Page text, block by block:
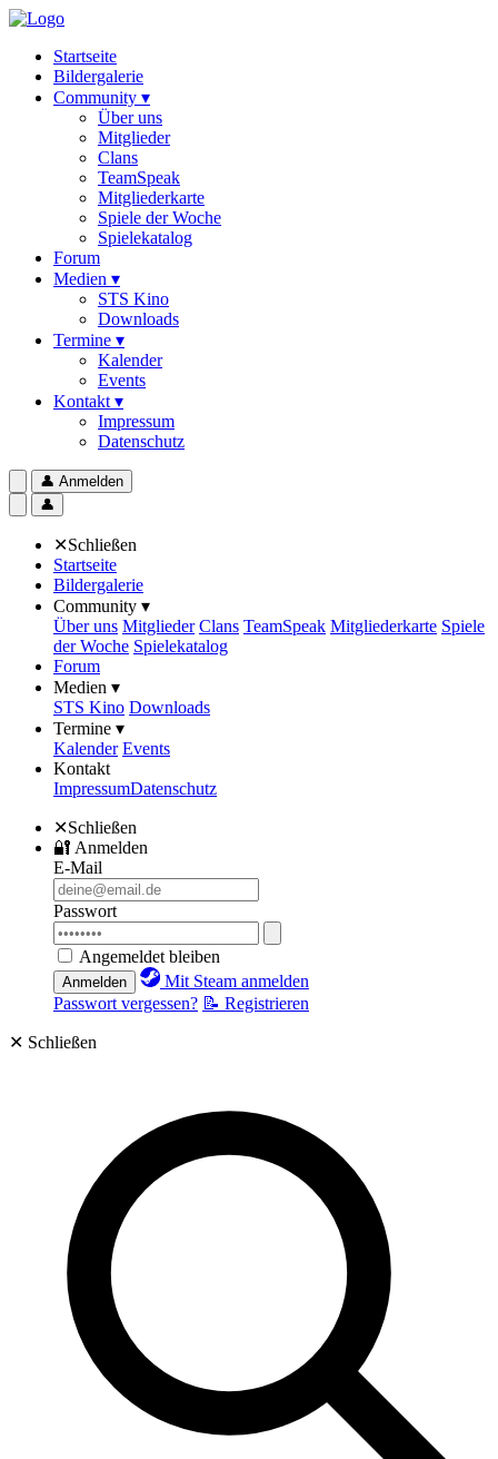
Startseite
Bildergalerie
Community ▾
Über uns
Mitglieder
Clans
TeamSpeak
Mitgliederkarte
Spiele der Woche
Spielekatalog
Forum
Medien ▾
STS Kino
Downloads
Termine ▾
Kalender
Events
Kontakt ▾
Impressum
Datenschutz
👤 Anmelden
👤
✕Schließen
Startseite
Bildergalerie
Community ▾
Über uns Mitglieder Clans TeamSpeak Mitgliederkarte Spiele
der Woche Spielekatalog
Forum
Medien ▾
STS Kino Downloads
Termine ▾
Kalender Events
Kontakt
ImpressumDatenschutz
✕Schließen
🔐 Anmelden
E-Mail
Passwort
Angemeldet bleiben
Anmelden
Mit Steam anmelden
Passwort vergessen? 📝 Registrieren
✕ Schließen